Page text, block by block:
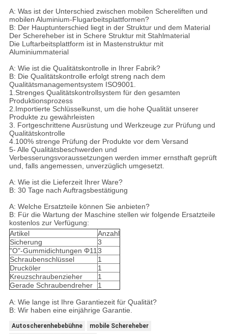
A: Was ist der Unterschied zwischen mobilen Schereliften und
mobilen Aluminium-Flugarbeitsplattformen?
B: Der Hauptunterschied liegt in der Struktur und dem Material
Der Schereheber ist in Schere Struktur mit Stahlmaterial
Die Luftarbeitsplattform ist in Mastenstruktur mit
Aluminiummaterial
A: Wie ist die Qualitätskontrolle in Ihrer Fabrik?
B: Die Qualitätskontrolle erfolgt streng nach dem
Qualitätsmanagementsystem ISO9001.
1.Strenges Qualitätskontrollsystem für den gesamten
Produktionsprozess
2.Importierte Schlüsselkunst, um die hohe Qualität unserer
Produkte zu gewährleisten
3. Fortgeschrittene Ausrüstung und Werkzeuge zur Prüfung und
Qualitätskontrolle
4.100% strenge Prüfung der Produkte vor dem Versand
5- Alle Qualitätsbeschwerden und
Verbesserungsvoraussetzungen werden immer ernsthaft geprüft
und, falls angemessen, unverzüglich umgesetzt.
A: Wie ist die Lieferzeit Ihrer Ware?
B: 30 Tage nach Auftragsbestätigung
A: Welche Ersatzteile können Sie anbieten?
B: Für die Wartung der Maschine stellen wir folgende Ersatzteile
kostenlos zur Verfügung:
Artikel
Anzahl
Sicherung
3
"O"-Gummidichtungen Φ113
Schraubenschlüssel
1
Drucköler
1
Kreuzschraubenzieher
1
Gerade Schraubendreher
1
A: Wie lange ist Ihre Garantiezeit für Qualität?
B: Wir haben eine einjährige Garantie.
Autoscherenhebebühne
mobile Schereheber